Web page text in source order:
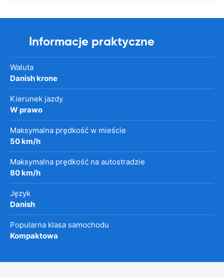
Informacje praktyczne
Waluta
Danish krone
Kierunek jazdy
W prawo
Maksymalna prędkość w mieście
50 km/h
Maksymalna prędkość na autostradzie
80 km/h
Język
Danish
Popularna klasa samochodu
Kompaktowa